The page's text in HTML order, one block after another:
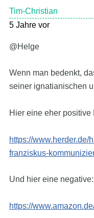
Tim-Christian
5 Jahre vor
@Helge
Wenn man bedenkt,
seiner ignatianischen
Hier eine eher positive
https://
franziskus-
Und hier eine negative:
https://